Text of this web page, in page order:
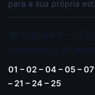
para a sua própria
01 – 02 – 04 – 05 – 07
– 21 – 24 – 25